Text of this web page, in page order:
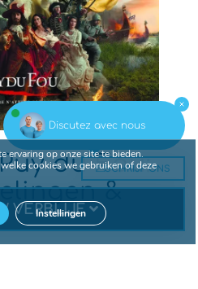
SCHRIJF ONS
VERBLIJF
du Fou:
&
ervaring op onze site te bieden.
cookies we gebruiken of deze
Instellingen
Discutez avec nous